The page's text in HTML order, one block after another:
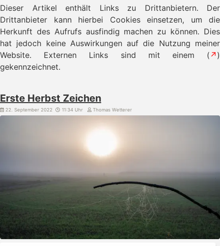
Dieser Artikel enthält Links zu Drittanbietern. Der
Drittanbieter kann hierbei Cookies einsetzen, um die
Herkunft des Aufrufs ausfindig machen zu können. Dies
hat jedoch keine Auswirkungen auf die Nutzung meiner
Website. Externen Links sind mit einem ( ↗ )
gekennzeichnet.
Erste Herbst Zeichen
22. September 2022 11:34 Uhr Thomas Wetterer